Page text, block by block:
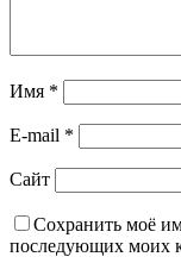
Имя *
E-mail *
Сайт
Сохранить моё
последующих моих